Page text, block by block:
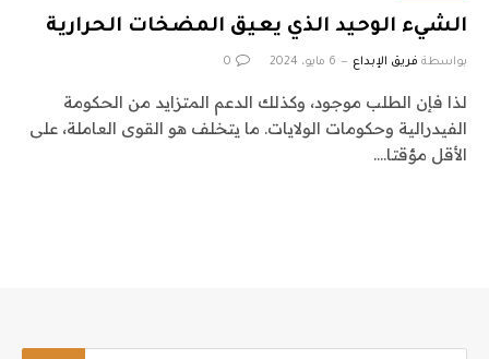
الشيء الوحيد الذي يعيق المضخات الحرارية
بواسطة فريق الإبداع 6 مايو، 2024 0
لذا فإن الطلب موجود، وكذلك الدعم المتزايد من الحكومة
الفيدرالية وحكومات الولايات. ما يتخلف هو القوى العاملة، على
الأقل مؤقتا.…